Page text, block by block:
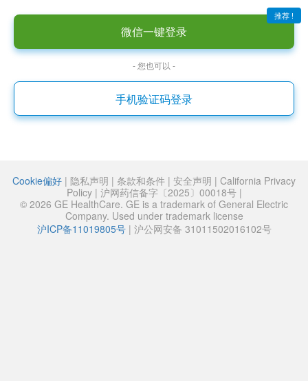
推荐 !
微信一键登录
- 您也可以 -
手机验证码登录
Cookie偏好 | 隐私声明 | 条款和条件 | 安全声明 | California Privacy
Policy| 沪网药信备字〔2025〕00018号|
© 2026 GE HealthCare. GE is a trademark of General Electric
Company. Used under trademark license
沪ICP备11019805号| 沪公网安备 31011502016102号